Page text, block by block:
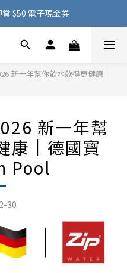
用香港地區送貨服務
賞 $50 電子現金券
用香港地區送貨服務
新一年幫你飲水飲得更健康｜
新一年幫
康｜德國寶
Pool
30